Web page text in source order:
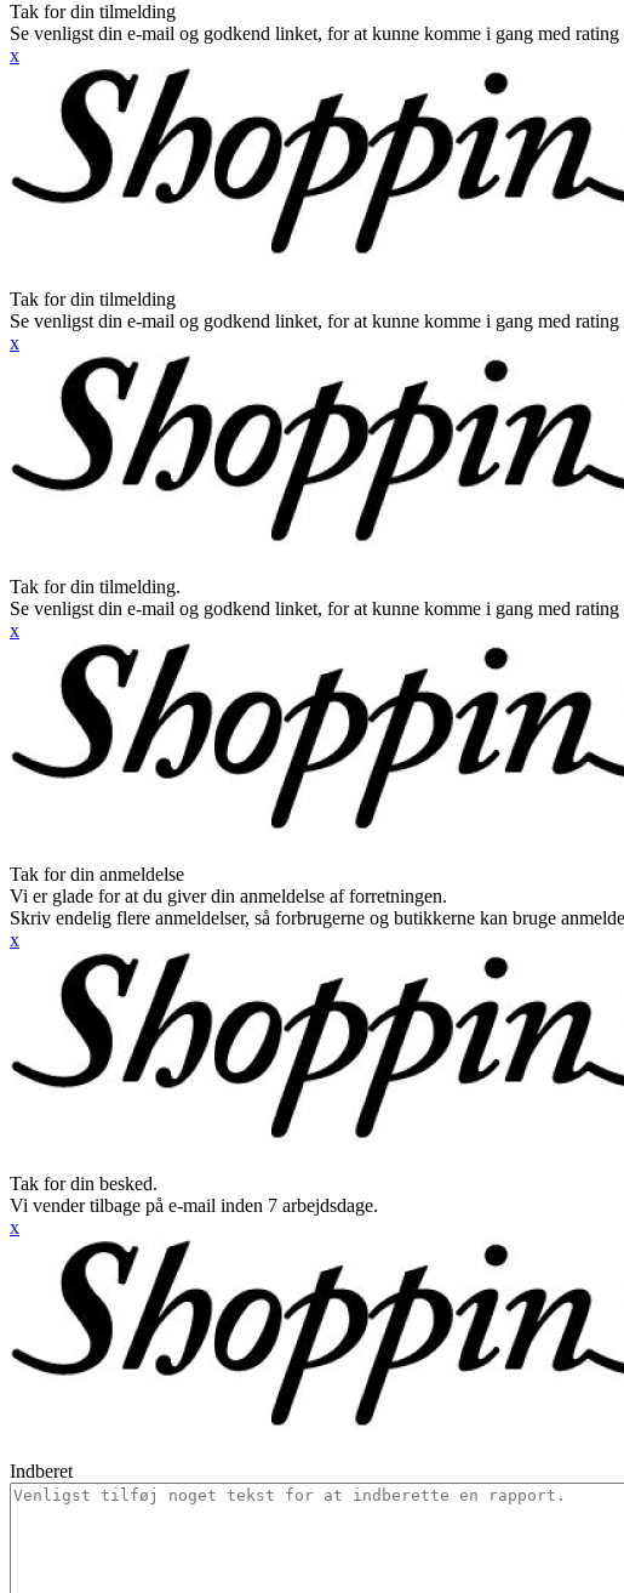
Tak for din tilmelding
Se venligst din e-mail og godkend linket, for at kunne komme i gang med rating
x
Tak for din tilmelding
Se venligst din e-mail og godkend linket, for at kunne komme i gang med rating
x
Tak for din tilmelding.
Se venligst din e-mail og godkend linket, for at kunne komme i gang med rating
x
Tak for din anmeldelse
Vi er glade for at du giver din anmeldelse af forretningen.
Skriv endelig flere anmeldelser, så forbrugerne og butikkerne kan bruge
x
Tak for din besked.
Vi vender tilbage på e-mail inden 7 arbejdsdage.
x
Indberet